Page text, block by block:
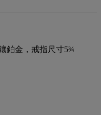
鉑金，戒指尺寸5¾